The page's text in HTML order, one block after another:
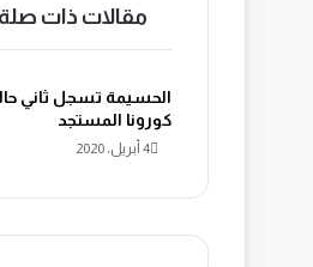
مقالات ذات صلة
الحسيمة تسجل ثاني
كورونا المستجد
4 أبريل، 2020